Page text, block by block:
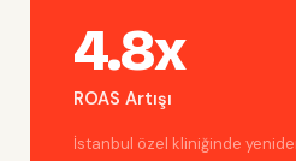
4.8x
ROAS Artışı
İstanbul özel kliniğinde